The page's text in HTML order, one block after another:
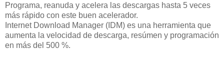
Programa, reanuda y acelera las descargas hasta 5 veces
más rápido con este buen acelerador.
Internet Download Manager (IDM) es una herramienta que
aumenta la velocidad de descarga, resúmen y programación
en más del 500 %.